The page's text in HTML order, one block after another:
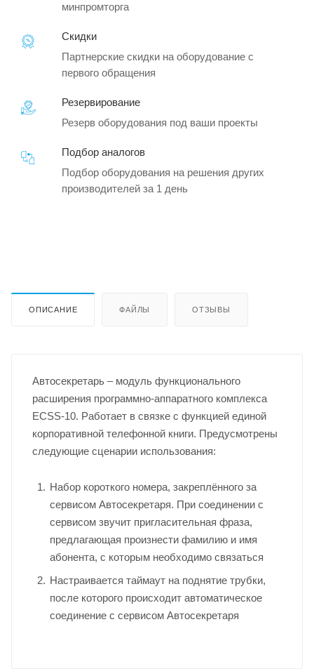
минпромторга
Скидки
Партнерские скидки на оборудование с
первого обращения
Резервирование
Резерв оборудования под ваши проекты
Подбор аналогов
Подбор оборудования на решения других
производителей за 1 день
ОПИСАНИЕ ФАЙЛЫ ОТЗЫВЫ
Автосекретарь – модуль функционального
расширения программно-аппаратного комплекса
ECSS-10. Работает в связке с функцией единой
корпоративной телефонной книги. Предусмотрены
следующие сценарии использования:
Набор короткого номера, закреплённого за
сервисом Автосекретаря. При соединении с
сервисом звучит пригласительная фраза,
предлагающая произнести фамилию и имя
абонента, с которым необходимо связаться
Настраивается таймаут на поднятие трубки,
после которого происходит автоматическое
соединение с сервисом Автосекретаря